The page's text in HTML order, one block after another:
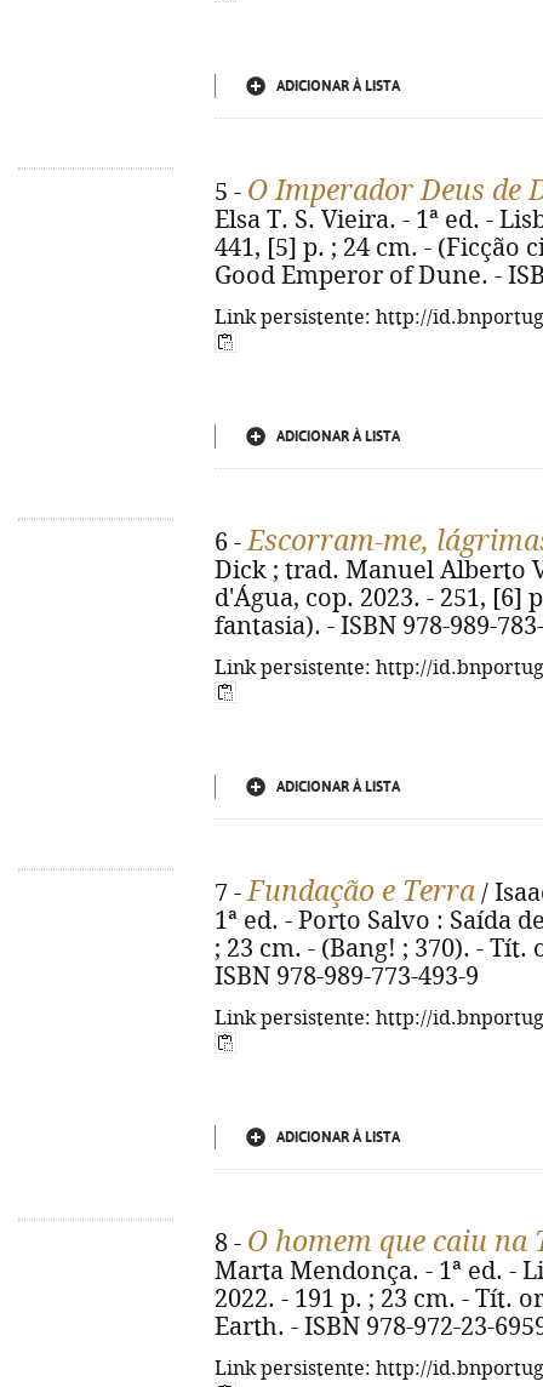
ADICIONAR À LISTA
5 - O Imperador Deus de
Elsa T. S. Vieira. - 1ª ed. -
441, [5] p. ; 24 cm. - (Ficção
Good Emperor of Dune. -
Link persistente: http://
ADICIONAR À LISTA
6 -Escorram-me,
Dick ; trad. Manuel Alberto
d'Água, cop. 2023. - 251, [6]
fantasia). - ISBN 978-989-
Link persistente: http://
ADICIONAR À LISTA
7 -Fundação e Terra /
1ª ed. - Porto Salvo : Saída
; 23 cm. - (Bang! ; 370). -
ISBN 978-989-773-493-9
Link persistente: http://
ADICIONAR À LISTA
8 - O homem que caiu na
Marta Mendonça. - 1ª ed. -
2022. - 191 p. ; 23 cm. - Tít.
Earth. - ISBN 978-972-23-
Link persistente: http://